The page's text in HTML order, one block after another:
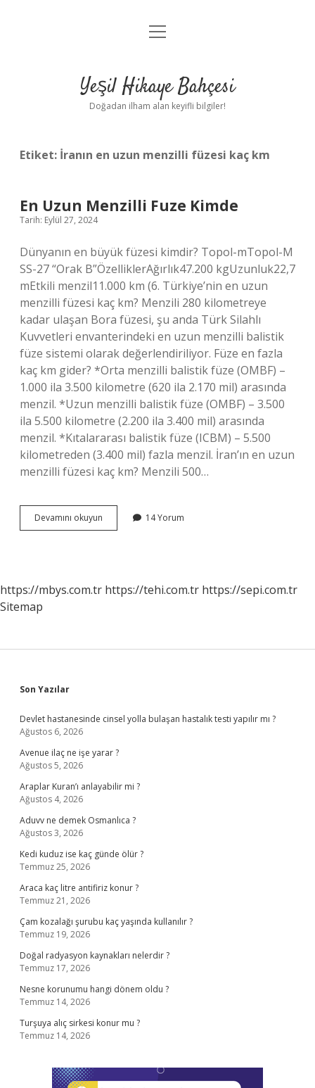
Anasayfa
Yasal Uyarı
menüyü
Yeşil Hikaye Bahçesi
Doğadan ilham alan keyifli bilgiler!
Etiket: İranın en uzun menzilli füzesi kaç km
En Uzun Menzilli Fuze Kimde
Tarih: Eylül 27, 2024
Dünyanın en büyük füzesi kimdir? Topol-mTopol-M
SS-27 “Orak B”ÖzelliklerAğırlık47.200 kgUzunluk22,7
mEtkili menzil11.000 km (6. Türkiye’nin en uzun
menzilli füzesi kaç km? Menzili 280 kilometreye
kadar ulaşan Bora füzesi, şu anda Türk Silahlı
Kuvvetleri envanterindeki en uzun menzilli balistik
füze sistemi olarak değerlendiriliyor. Füze en fazla
kaç km gider? *Orta menzilli balistik füze (OMBF) –
1.000 ila 3.500 kilometre (620 ila 2.170 mil) arasında
menzil. *Uzun menzilli balistik füze (OMBF) – 3.500
ila 5.500 kilometre (2.200 ila 3.400 mil) arasında
menzil. *Kıtalararası balistik füze (ICBM) – 5.500
kilometreden (3.400 mil) fazla menzil. İran’ın en uzun
menzilli füzesi kaç km? Menzili 500…
Devamını okuyun
Uzun
14 Yorum
https://mbys.com.tr https://tehi.com.tr https://sepi.com.tr
Sitemap
Sidebar
Son Yazılar
Devlet hastanesinde cinsel yolla bulaşan hastalık testi yapılır mı ?
Ağustos 6, 2026
Avenue ilaç ne işe yarar ?
Ağustos 5, 2026
Araplar Kuran’ı anlayabilir mi ?
Ağustos 4, 2026
Aduvv ne demek Osmanlıca ?
Ağustos 3, 2026
Kedi kuduz ise kaç günde ölür ?
Temmuz 25, 2026
Araca kaç litre antifiriz konur ?
Temmuz 21, 2026
Çam kozalağı şurubu kaç yaşında kullanılır ?
Temmuz 19, 2026
Doğal radyasyon kaynakları nelerdir ?
Temmuz 17, 2026
Nesne korunumu hangi dönem oldu ?
Temmuz 14, 2026
Turşuya alıç sirkesi konur mu ?
Temmuz 14, 2026